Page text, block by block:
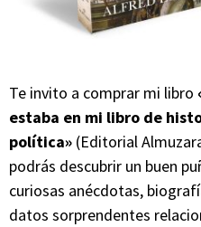
Te invito a comprar mi libro
estaba en mi libro de
política»(Editorial
podrás descubrir un buen
curiosas anécdotas,
datos sorprendentes